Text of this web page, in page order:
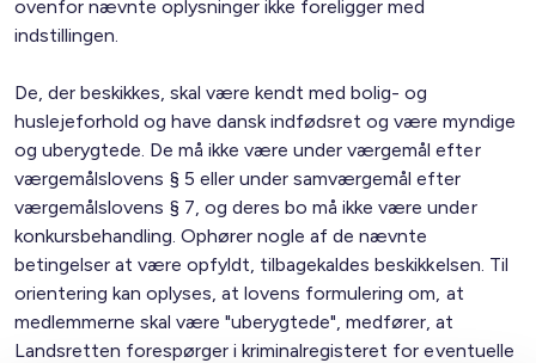
ovenfor nævnte oplysninger ikke foreligger med
indstillingen.
De, der beskikkes, skal være kendt med bolig- og
huslejeforhold og have dansk indfødsret og være myndige
og uberygtede. De må ikke være under værgemål efter
værgemålslovens § 5 eller under samværgemål efter
værgemålslovens § 7, og deres bo må ikke være under
konkursbehandling. Ophører nogle af de nævnte
betingelser at være opfyldt, tilbagekaldes beskikkelsen. Til
orientering kan oplyses, at lovens formulering om, at
medlemmerne skal være "uberygtede", medfører, at
Landsretten forespørger i kriminalregisteret for eventuelle